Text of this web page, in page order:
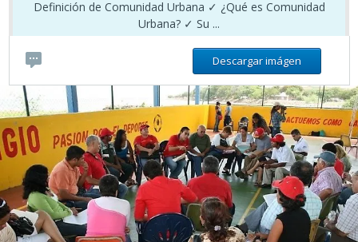
Definición de Comunidad Urbana ✓ ¿Qué es Comunidad
Urbana? ✓ Su ...
Descargar imágen